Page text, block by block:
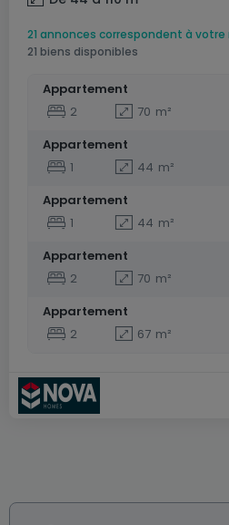
21 annonces correspondent à votre
21 biens disponibles
Appartement
2
70 m²
Appartement
1
44 m²
Appartement
1
44 m²
Appartement
2
70 m²
Appartement
2
67 m²